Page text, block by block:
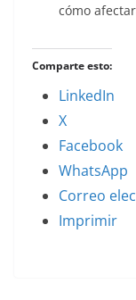
cómo
Comparte esto:
LinkedIn
X
Facebook
WhatsApp
Correo
Imprimir